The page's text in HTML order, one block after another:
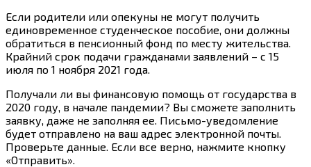
Если родители или опекуны не могут получить
единовременное студенческое пособие, они должны
обратиться в пенсионный фонд по месту жительства.
Крайний срок подачи гражданами заявлений – с 15
июля по 1 ноября 2021 года.
Получали ли вы финансовую помощь от государства в
2020 году, в начале пандемии? Вы сможете заполнить
заявку, даже не заполняя ее. Письмо-уведомление
будет отправлено на ваш адрес электронной почты.
Проверьте данные. Если все верно, нажмите кнопку
«Отправить».